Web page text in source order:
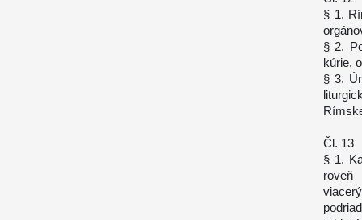
§ 1.
§ 2.
kúrie,
§ 3.
Čl. 13
§ 1.
roveň